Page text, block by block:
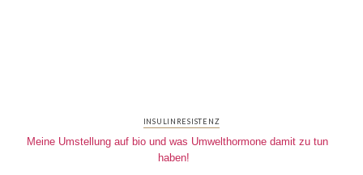
INSULINRESISTENZ
Meine Umstellung auf bio und was Umwelthormone damit zu tun
haben!